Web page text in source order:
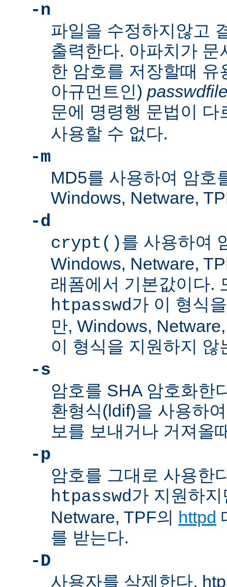
-n
파일을 수정하지않고
출력한다. 아파치가 문
한 암호를 저장할때
아규먼트인)
문에 명령행 문법이
사용할 수 없다.
-m
MD5를 사용하여 암호
Windows, Netware,
-d
crypt()를 사용하여
Windows, Netware,
래폼에서 기본값이다.
htpasswd가 이 형식
만, Windows,
이 형식을 지원하지 않
-s
암호를 SHA 암호화한
환형식(ldif)을 사용하
보를 보내거나 거져올
-p
암호를 그대로 사용한
htpasswd가 지원하
Netware, TPF의 httpd
를 받는다.
-D
사용자를 삭제한다.